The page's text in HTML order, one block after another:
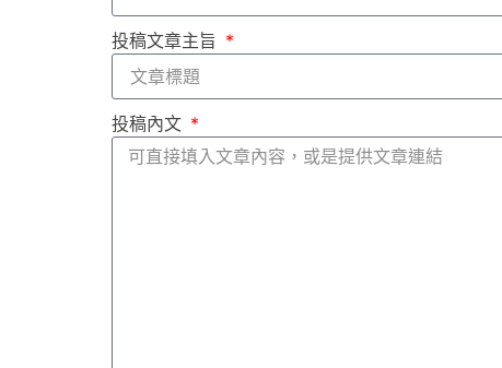
投稿文章主旨
投稿內文